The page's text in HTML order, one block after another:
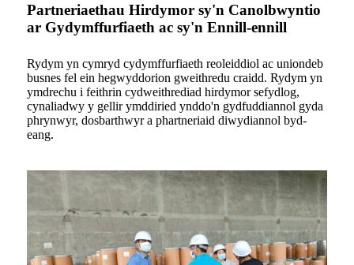
Partneriaethau Hirdymor sy'n Canolbwyntio
ar Gydymffurfiaeth ac sy'n Ennill-ennill
Rydym yn cymryd cydymffurfiaeth reoleiddiol ac uniondeb
busnes fel ein hegwyddorion gweithredu craidd. Rydym yn
ymdrechu i feithrin cydweithrediad hirdymor sefydlog,
cynaliadwy y gellir ymddiried ynddo'n gydfuddiannol gyda
phrynwyr, dosbarthwyr a phartneriaid diwydiannol byd-
eang.